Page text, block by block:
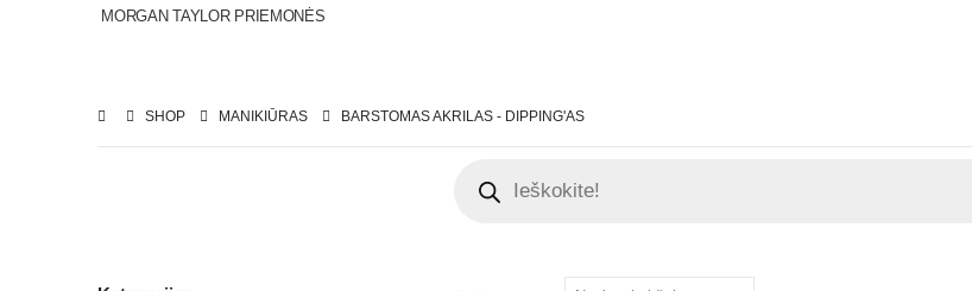
MORGAN TAYLOR PRIEMONĖS
SHOP MANIKIŪRAS BARSTOMAS AKRILAS - DIPPING'AS